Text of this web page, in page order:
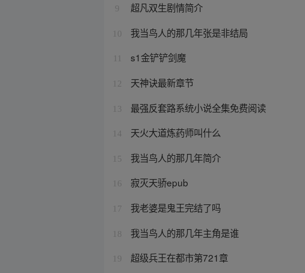
9 超凡双生剧情简介
10 我当鸟人的那几年张是非结局
s1金铲铲剑魔
12 天神诀最新章节
13 最强反套路系统小说全集免费阅读
14 天火大道炼药师叫什么
15 我当鸟人的那几年简介
16 寂灭天骄epub
17 我老婆是鬼王完结了吗
18 我当鸟人的那几年主角是谁
19 超级兵王在都市第721章